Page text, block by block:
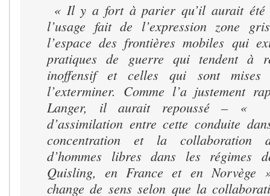
« Il y a fort à parier qu’il aurait été
l’usage fait de l’expression zone
l’espace des frontières mobiles qui
pratiques de guerre qui tendent à
inoffensif et celles qui sont
l’exterminer. Comme l’a justement
Langer, il aurait repoussé – «
d’assimilation entre cette conduite
concentration et la collaboration
d’hommes libres dans les régimes
Quisling, en France et en Norvège
change de sens selon que la